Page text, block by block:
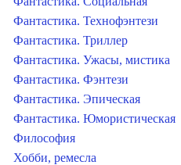
Фантастика. Технофэнтези
Фантастика. Триллер
Фантастика. Ужасы, мистика
Фантастика. Фэнтези
Фантастика. Эпическая
Фантастика. Юмористическая
Философия
Хобби, ремесла